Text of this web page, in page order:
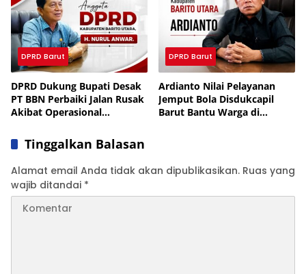
DPRD Barut
DPRD Dukung Bupati Desak
PT BBN Perbaiki Jalan Rusak
Akibat Operasional
DPRD Barut
Ardianto Nilai Pelayanan
Jemput Bola Disdukcapil
Barut Bantu Warga di
Tinggalkan Balasan
Alamat email Anda tidak akan dipublikasikan. Ruas yang
wajib ditandai *